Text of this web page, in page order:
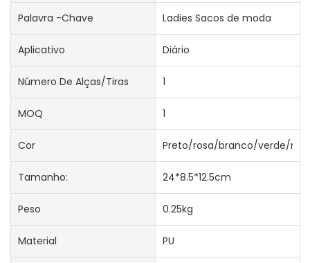
Palavra -chave Ladies Sacos de moda
Aplicativo Diário
Número De Alças/tiras 1
MOQ 1
Cor Preto/rosa/branco/verde/
Tamanho: 24*8.5*12.5cm
Peso 0.25kg
Material PU